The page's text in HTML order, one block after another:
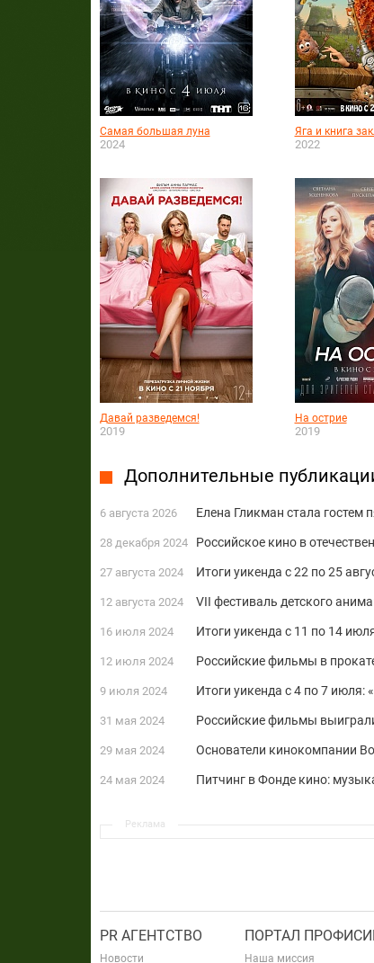
Самая большая луна
2024
Яга и книга
2022
Давай разведемся!
2019
На острие
2019
Дополнительные
6 августа 2026 Елена Гликман стала гостем
28 декабря 2024 Российское кино в
27 августа 2024 Итоги уикенда с 22 по 25
12 августа 2024 VII фестиваль детского
16 июля 2024 Итоги уикенда с 11 по 14
12 июля 2024 Российские фильмы в
9 июля 2024 Итоги уикенда с 4 по 7 июля:
31 мая 2024 Российские фильмы
29 мая 2024 Основатели кинокомпании
24 мая 2024 Питчинг в Фонде кино:
Реклама
PR АГЕНТСТВО
Новости
ПОРТАЛ
Наша миссия